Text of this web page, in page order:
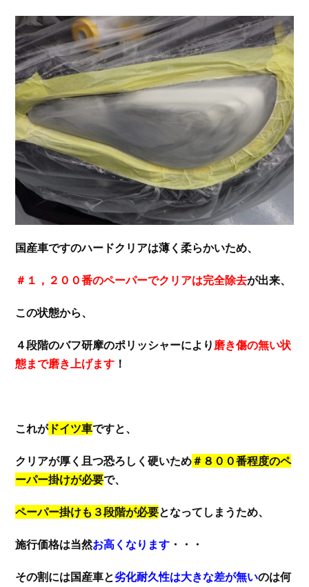
国産車ですのハードクリアは薄く柔らかいため、
＃１，２００番のペーパーでクリアは完全除去が出来、
この状態から、
４段階のバフ研摩のポリッシャーにより 磨き傷の無い状
態まで磨き上げます ！
これが ドイツ車ですと、
クリアが厚く且つ恐ろしく硬いため＃８００番程度のペ
ーパー掛けが必要で、
ペーパー掛けも３段階が必要となってしまうため、
施行価格は当然お高くなります ・・・
その割には国産車と劣化耐久性は大きな差が無いのは何